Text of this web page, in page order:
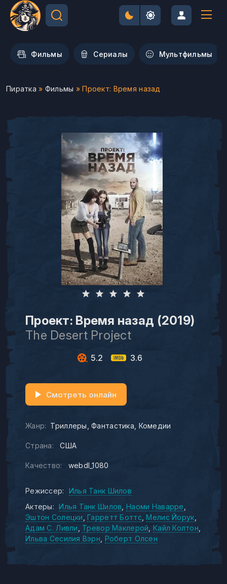
Фильмы Сериалы Мультфильмы
Пиратка » Фильмы » Проект: Время назад
Проект: Время назад (2019)
The Desert Project
5.2 3.6
Жанр: Триллеры Фантастика Комедии
Страна: США
Качество: webdl_1080
Смотреть онлайн
Режиссер:
Илья Танк Шилов
Актеры:
Илья Танк Шилов Наоми Наварре
Эштон Солецки
Гарретт Боттс Мелис Йорук
Адам С. Ливли
Тревор Маклерой Кайл Колтон
Ильва Сесилия Вэрн Роберт Олсен